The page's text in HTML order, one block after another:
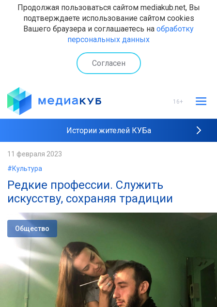
Продолжая пользоваться сайтом mediakub.net, Вы
подтверждаете использование сайтом cookies
Вашего браузера и соглашаетесь на обработку
персональных данных
Согласен
16+
Истории жителей КУБа
11 февраля 2023
#Культура
Редкие профессии. Служить
искусству, сохраняя традиции
Общество